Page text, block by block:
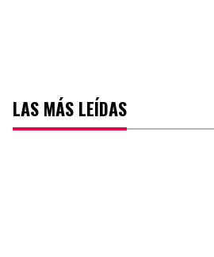
LAS MÁS LEÍDAS